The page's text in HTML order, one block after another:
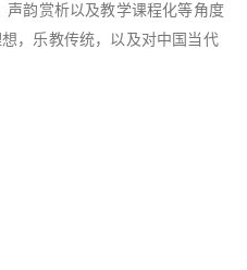
声韵赏析以及教学课程化等角度
，乐教传统，以及对中国当代